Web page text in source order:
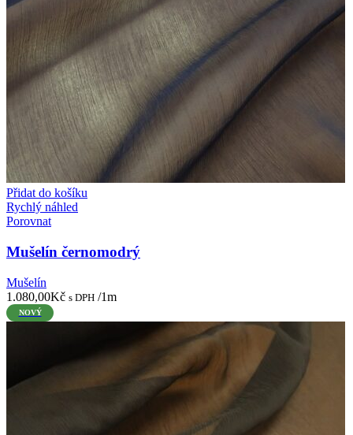
Přidat do košíku
Rychlý náhled
Porovnat
Mušelín černomodrý
Mušelín
1.080,00Kč s DPH /1m
NOVÝ